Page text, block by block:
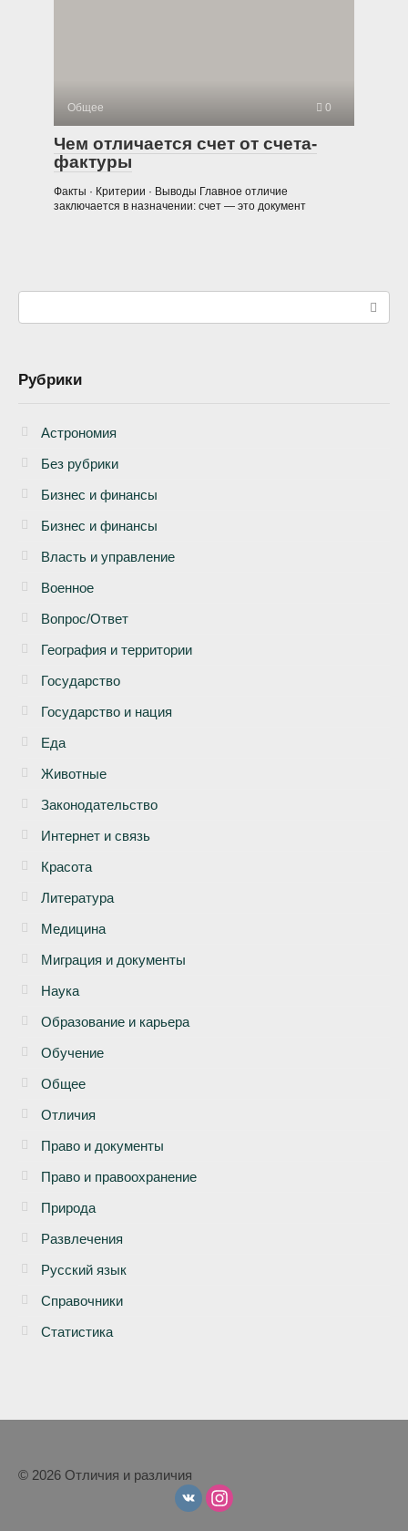
Общее 0
Чем отличается счет от счета-
фактуры
Факты · Критерии · Выводы Главное отличие
заключается в назначении: счет — это документ
Рубрики
Астрономия
Без рубрики
Бизнеc и финансы
Бизнес и финансы
Власть и управление
Военное
Вопрос/Ответ
География и территории
Государство
Государство и нация
Еда
Животные
Законодательство
Интернет и связь
Красота
Литература
Медицина
Миграция и документы
Наука
Образование и карьера
Обучение
Общее
Отличия
Право и документы
Право и правоохранение
Природа
Развлечения
Русский язык
Справочники
Статистика
© 2026 Отличия и различия